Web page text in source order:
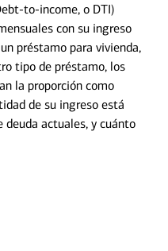
to-income, o DTI)
con su ingreso
préstamo para vivienda,
tipo de préstamo, los
la proporción como
de su ingreso está
deuda actuales, y cuánto